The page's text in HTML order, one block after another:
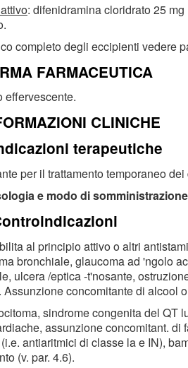
: difenidramina cloridrato 25
completo degli eccipienti vedere
FARMACEUTICA
effervescente.
CLINICHE
terapeutiche
per il trattamento temporaneo
e modo di somministrazione
al principio attivo o altri
bronchiale, glaucoma ad 'ngolo
ulcera /eptica -t'nosante,
Assunzione concomitante di alcool
sindrome congenita del QT
assunzione concomitant.
antiaritmici di classe la e IN),
(v. par. 4.6).